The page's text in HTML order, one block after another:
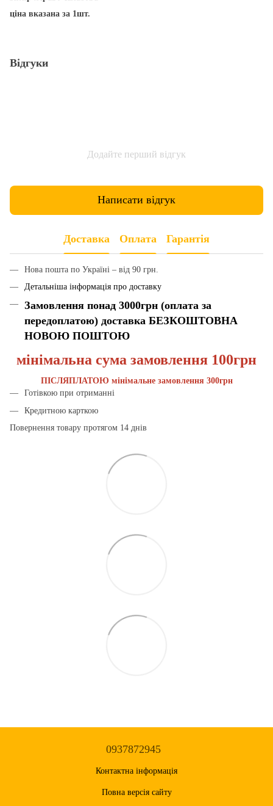
ціна вказана за 1шт.
Відгуки
Додайте перший відгук
Написати відгук
Доставка Оплата Гарантія
Нова пошта по Україні – від 90 грн.
Детальніша інформація про доставку
Замовлення понад 3000грн (оплата за
передоплатою) доставка БЕЗКОШТОВНА
НОВОЮ ПОШТОЮ
мінімальна сума замовлення 100грн
ПІСЛЯПЛАТОЮ мінімальне замовлення 300грн
Готівкою при отриманні
Кредитною карткою
Повернення товару протягом 14 днів
0937872945
Контактна інформація
Повна версія сайту